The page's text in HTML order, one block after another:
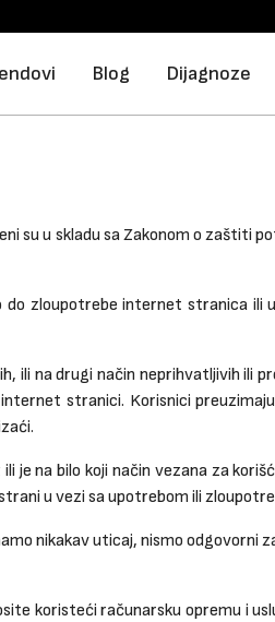
Blog Dijagnoze
u skladu sa Zakonom o zaštiti
zloupotrebe internet stranica ili
ili na drugi način neprihvatljivih ili
stranici. Korisnici
na bilo koji način vezana za
u vezi sa upotrebom ili
nikakav uticaj, nismo
koristeći računarsku opremu i